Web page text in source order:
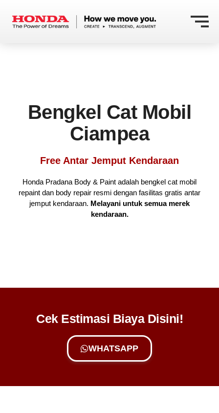
Bengkel Cat Mobil
Ciampea
Free Antar Jemput Kendaraan
Honda Pradana Body & Paint adalah bengkel cat mobil
repaint dan body repair resmi dengan fasilitas gratis antar
jemput kendaraan. Melayani untuk semua merek
kendaraan.
Cek Estimasi Biaya Disini!
WHATSAPP